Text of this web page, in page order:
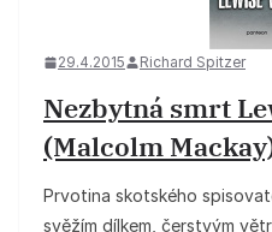
29.4.2015 Richard Spitzer
Nezbytná smrt
(Malcolm
Prvotina skotského
svěžím dílkem, čerstvým